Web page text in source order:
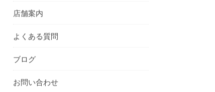
店舗案内
よくある質問
ブログ
お問い合わせ